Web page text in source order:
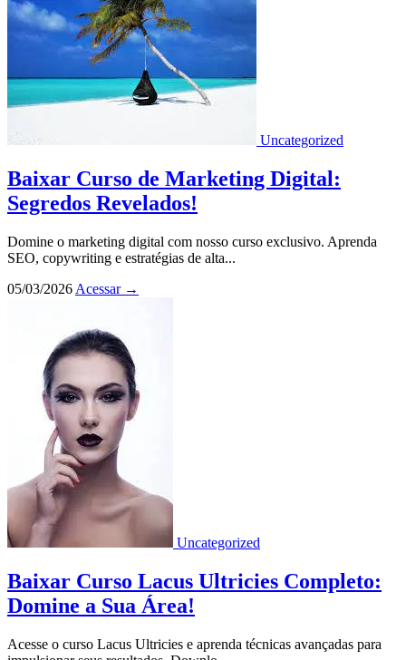
Uncategorized
Baixar Curso de Marketing Digital:
Segredos Revelados!
Domine o marketing digital com nosso curso exclusivo. Aprenda
SEO, copywriting e estratégias de alta...
05/03/2026 Acessar →
Uncategorized
Baixar Curso Lacus Ultricies Completo:
Domine a Sua Área!
Acesse o curso Lacus Ultricies e aprenda técnicas avançadas para